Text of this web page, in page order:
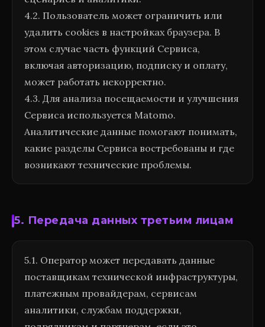
4.2. Пользователь может ограничить или
удалить cookies в настройках браузера. В
этом случае часть функций Сервиса,
включая авторизацию, подписку и оплату,
может работать некорректно.
4.3. Для анализа посещаемости и улучшения
Сервиса используется Matomo.
Аналитические данные помогают понимать,
какие разделы Сервиса востребованы и где
возникают технические проблемы.
5. Передача данных третьим лицам
5.1. Оператор может передавать данные
поставщикам технической инфраструктуры,
платежным провайдерам, сервисам
аналитики, службам поддержки,